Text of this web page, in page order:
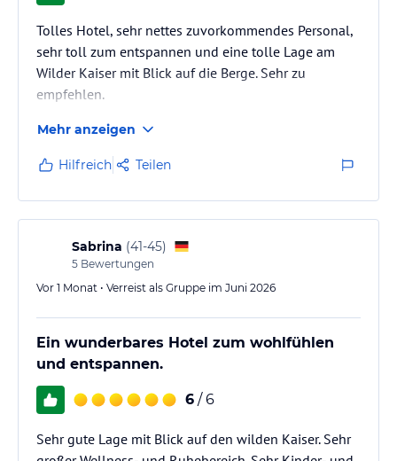
Tolles Hotel, sehr nettes zuvorkommendes Personal,
sehr toll zum entspannen und eine tolle Lage am
Wilder Kaiser mit Blick auf die Berge. Sehr zu
empfehlen.
Mehr anzeigen
Hilfreich Teilen
Sabrina (41-45)
5 Bewertungen
Vor 1 Monat • Verreist als Gruppe im Juni 2026
Ein wunderbares Hotel zum wohlfühlen
und entspannen.
6 / 6
Sehr gute Lage mit Blick auf den wilden Kaiser. Sehr